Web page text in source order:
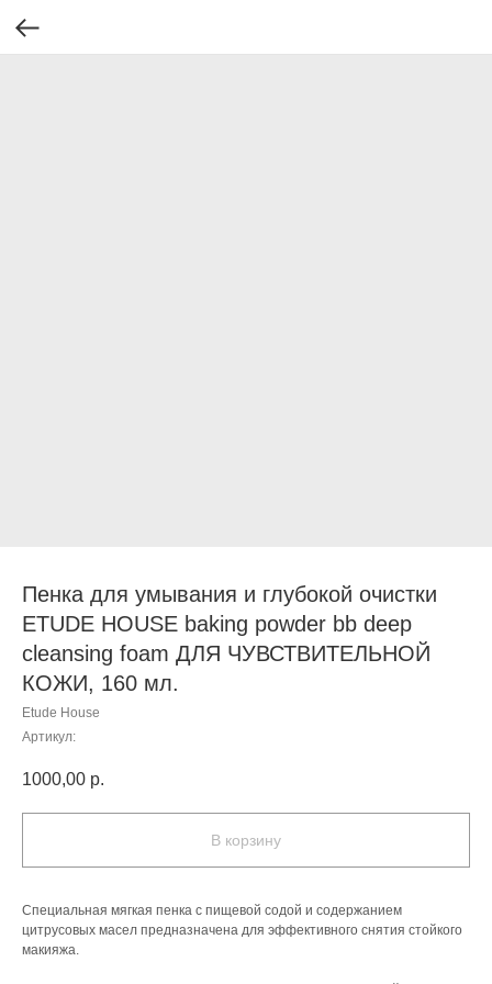
Пенка для умывания и глубокой очистки
ETUDE HOUSE baking powder bb deep
cleansing foam ДЛЯ ЧУВСТВИТЕЛЬНОЙ
КОЖИ, 160 мл.
Etude House
Артикул:
1000,00 р.
В корзину
Специальная мягкая пенка с пищевой содой и содержанием
цитрусовых масел предназначена для эффективного снятия стойкого
макияжа.